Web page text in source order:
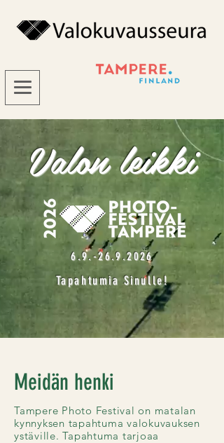
Valon leikki
6.9.-26.9.2026
Tapahtumia Sinulle!
Meidän henki
Tampere Photo Festival on matalan
kynnyksen tapahtuma valokuvauksen
ystäville. Tapahtuma tarjoaa